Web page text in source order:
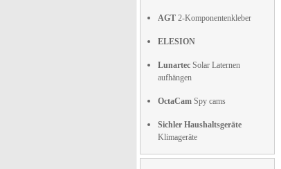
AGT 2-Komponentenkleber
ELESION
Lunartec Solar Laternen
aufhängen
OctaCam Spy cams
Sichler Haushaltsgeräte
Klimageräte